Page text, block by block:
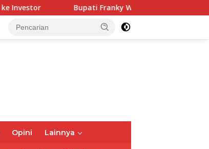
Bupati Franky Wongkar Tinjau Posko Siaga
Opini Lainnya